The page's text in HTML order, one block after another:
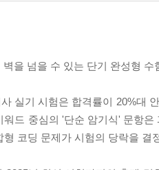
벽을 넘을 수 있는 단기 완성형
실기 시험은 합격률이 20%대
워드 중심의 '단순 암기식' 문항
형 코딩 문제가 시험의 당락을 결